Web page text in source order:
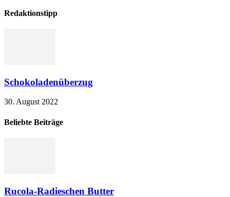
Redaktionstipp
Schokoladenüberzug
30. August 2022
Beliebte Beiträge
Rucola-Radieschen Butter